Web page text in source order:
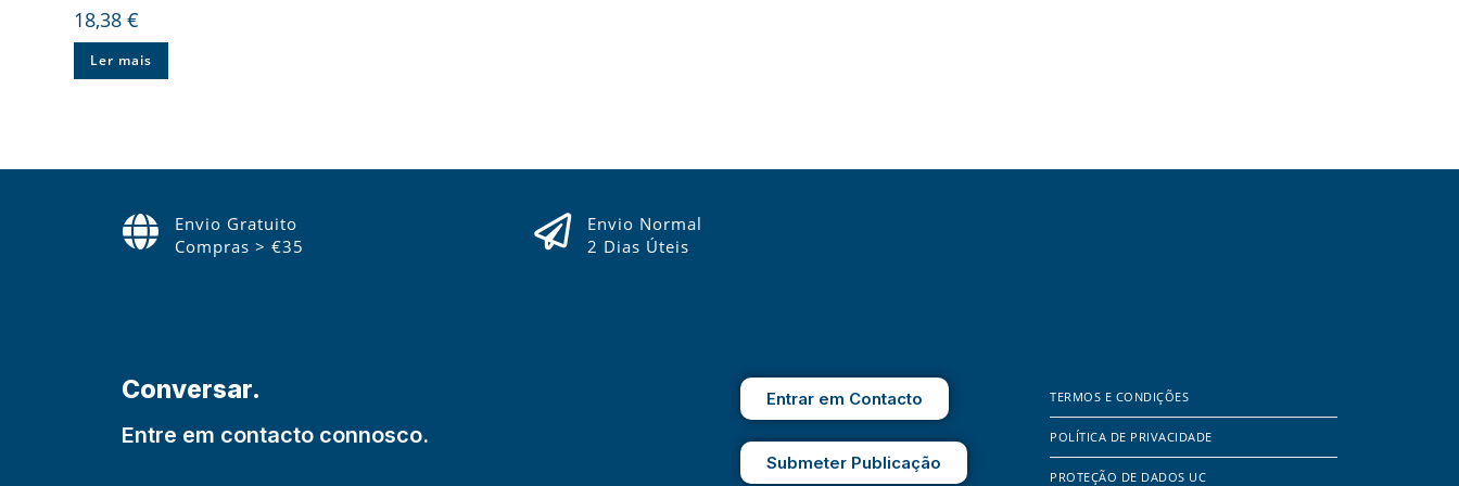
18,38€
Ler mais
Envio Gratuito
Compras > €35
Envio Normal
2 Dias Úteis
Conversar.
Entre em contacto connosco.
Entrar em Contacto
Submeter Publicação
TERMOS E CONDIÇÕES
POLÍTICA DE PRIVACIDADE
PROTEÇÃO DE DADOS UC